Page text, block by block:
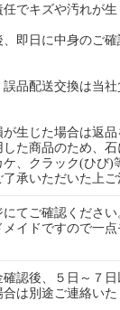
任でキズや汚れが
即日に中身のご確
品配送交換は当社
が生じた場合は返
た商品のため、
ケ、クラック(ひび
承いただいた上ご
てご確認ください
メイドですので一
認後、５日～７日
は別途ご連絡いた